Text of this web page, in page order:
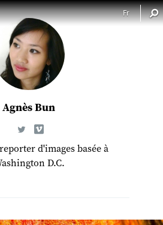
Agnès Bun
d'images basée à
D.C.